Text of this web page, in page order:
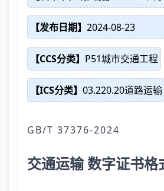
【发布日期】 2024-08-23
【CCS分类】 P51城市交通工程
【ICS分类】 03.220.20道路运输
GB/T 37376-2024
交通运输 数字证书格